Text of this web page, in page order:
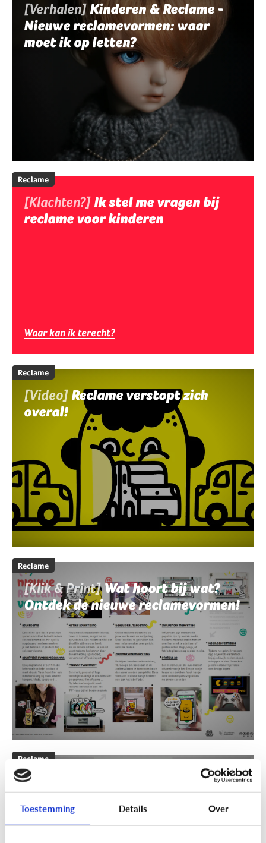
Toestemming Details Over
[Verhalen]Kinderen & Reclame -
Nieuwe reclamevormen: waar
moet ik op letten?
Reclame
[Klachten?] Ik stel me vragen bij
reclame voor kinderen
Waar kan ik terecht?
Reclame
[Video] Reclame verstopt zich
overal!
Reclame
[Klik & Print]Wat hoort bij wat?
Ontdek de nieuwe reclamevormen!
Reclame
[Klik & Print]